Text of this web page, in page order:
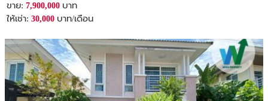
ขาย: 7,900,000 บาท
ให้เช่า: 30,000 บาท/เดือน